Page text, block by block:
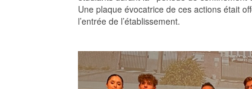
Une plaque évocatrice de ces actions était
l’entrée de l’établissement.